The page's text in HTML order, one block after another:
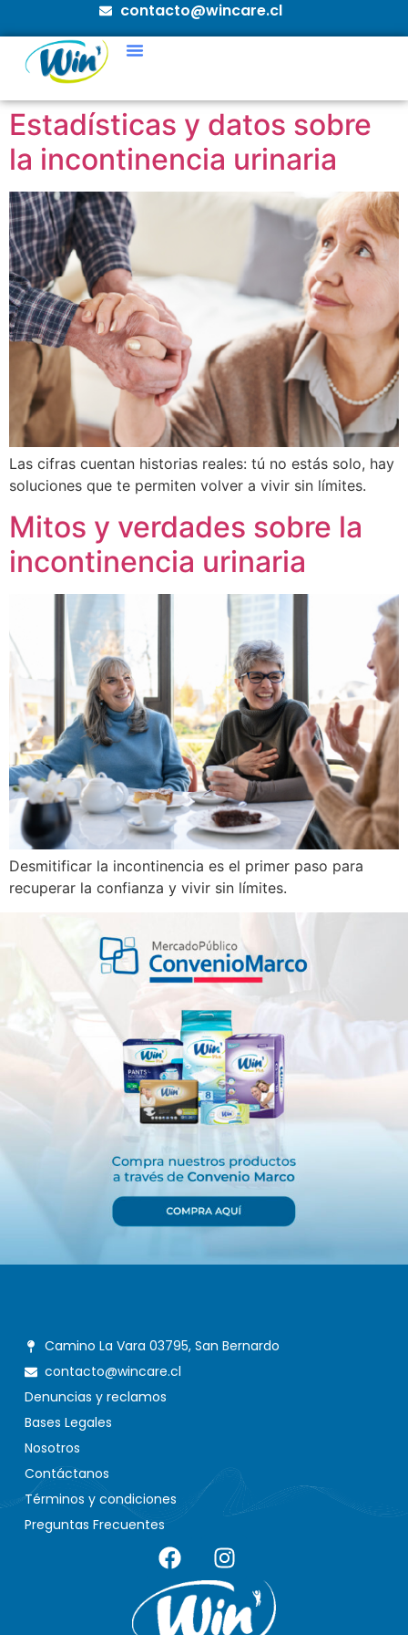
contacto@wincare.cl
Estadísticas y datos sobre
la incontinencia urinaria
Las cifras cuentan historias reales: tú no estás solo, hay
soluciones que te permiten volver a vivir sin límites.
Mitos y verdades sobre la
incontinencia urinaria
Desmitificar la incontinencia es el primer paso para
recuperar la confianza y vivir sin límites.
Camino La Vara 03795, San Bernardo
contacto@wincare.cl
Denuncias y reclamos
Bases Legales
Nosotros
Contáctanos
Términos y condiciones
Preguntas Frecuentes